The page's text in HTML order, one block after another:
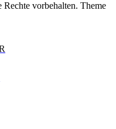
vorbehalten. Theme